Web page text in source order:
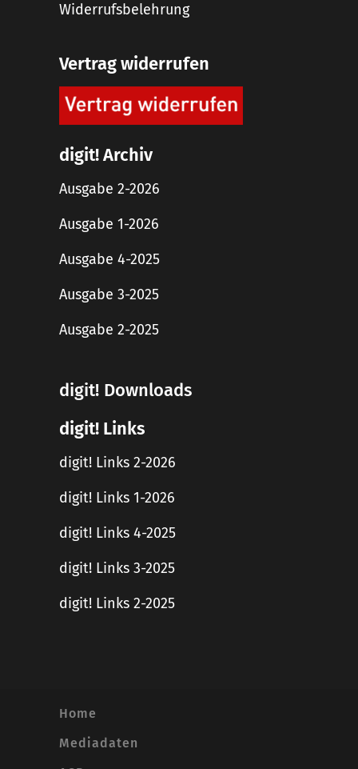
Widerrufsbelehrung
Vertrag widerrufen
digit! Archiv
Ausgabe 2-2026
Ausgabe 1-2026
Ausgabe 4-2025
Ausgabe 3-2025
Ausgabe 2-2025
digit! Downloads
digit! Links
digit! Links 2-2026
digit! Links 1-2026
digit! Links 4-2025
digit! Links 3-2025
digit! Links 2-2025
Home
Mediadaten